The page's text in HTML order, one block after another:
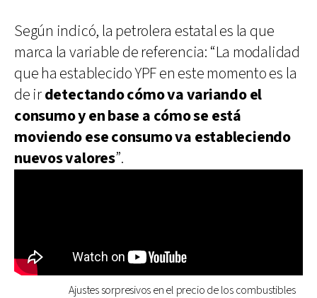
Según indicó, la petrolera estatal es la que
marca la variable de referencia: “La modalidad
que ha establecido YPF en este momento es la
de irdetectando cómo va variando el
consumo y en base a cómo se está
moviendo ese consumo va estableciendo
nuevos valores”.
Ajustes sorpresivos en el precio de los combustibles